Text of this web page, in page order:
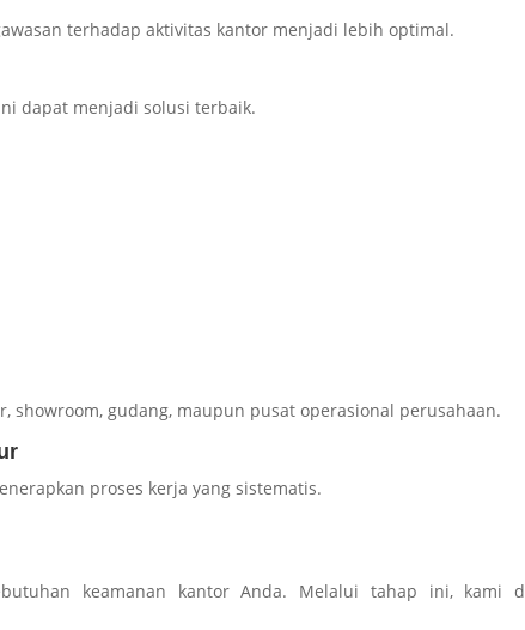
terhadap aktivitas kantor menjadi lebih optimal.
dapat menjadi solusi terbaik.
showroom, gudang, maupun pusat operasional perusahaan.
proses kerja yang sistematis.
keamanan kantor Anda. Melalui tahap ini, kami